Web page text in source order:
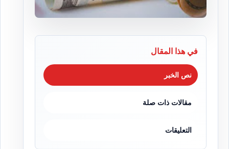
في هذا المقال
نص الخبر
مقالات ذات صلة
التعليقات